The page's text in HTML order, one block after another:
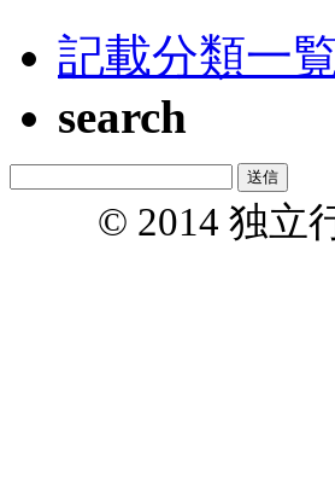
記載分類一
search
© 2014 独立